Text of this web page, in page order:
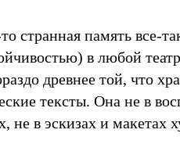
странная память все-
в любой
древнее той, что
тексты. Она не в
не в эскизах и макетах